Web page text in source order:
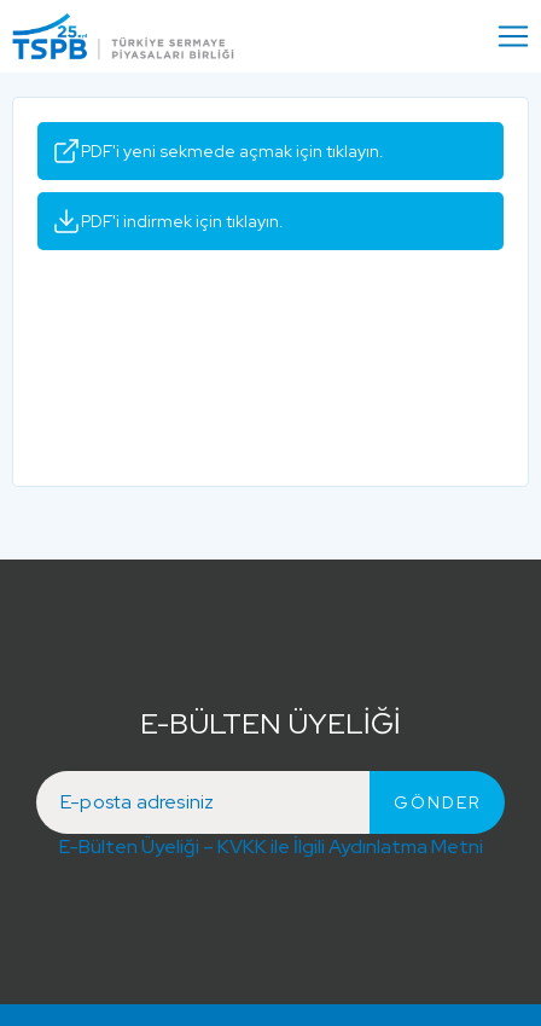
Close
PDF'i yeni sekmede açmak için tıklayın.
PDF'i indirmek için tıklayın.
E-BÜLTEN ÜYELİĞİ
E-Bülten Üyeliği – KVKK ile İlgili Aydınlatma Metni